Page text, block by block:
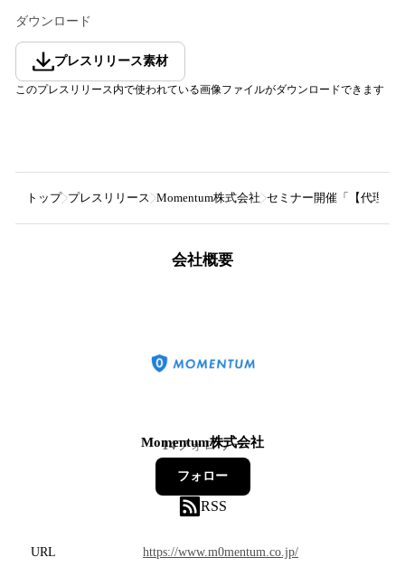
ダウンロード
プレスリリース素材
このプレスリリース内で使われている画像ファイルがダウンロードできます
トップ プレスリリース Momentum株式会社 セミナー開催「【代理店
会社概要
Momentum株式会社
14フォロワー
フォロー
RSS
URL
https://www.m0mentum.co.jp/